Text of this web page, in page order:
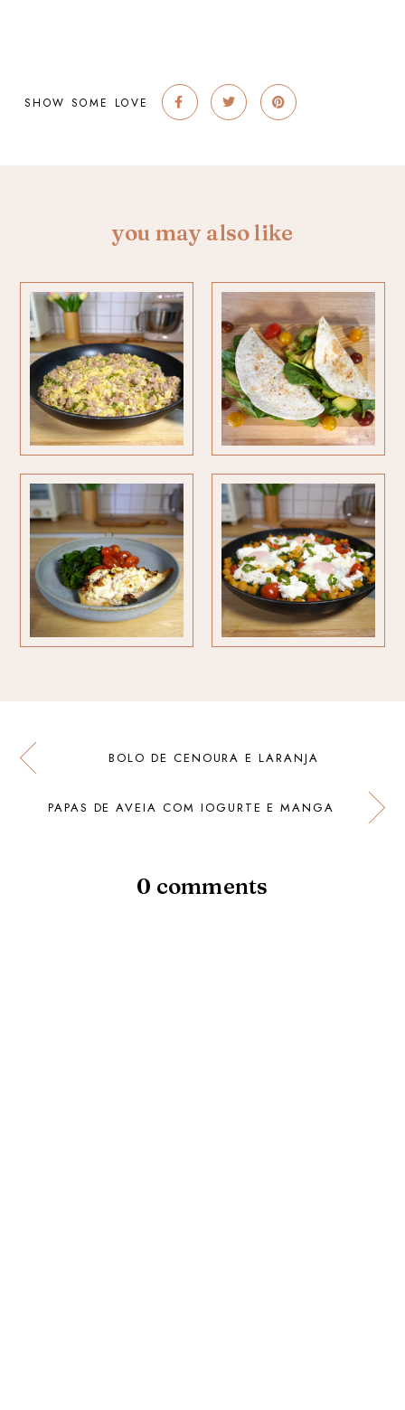
SHOW SOME LOVE
you may also like
BOLO DE CENOURA E LARANJA
PAPAS DE AVEIA COM IOGURTE E MANGA
0 comments